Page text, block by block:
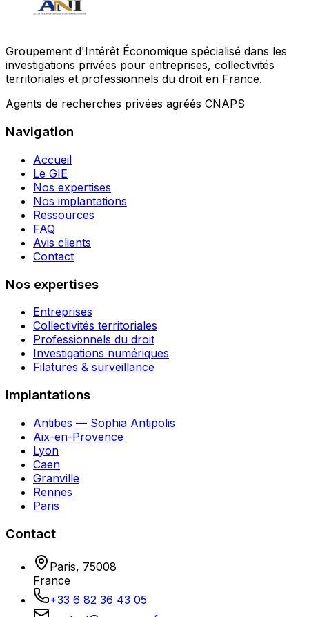
Groupement d'Intérêt Économique spécialisé dans les
investigations privées pour entreprises, collectivités
territoriales et professionnels du droit en France.
Agents de recherches privées agréés CNAPS
Navigation
Accueil
Le GIE
Nos expertises
Nos implantations
Ressources
FAQ
Avis clients
Contact
Nos expertises
Entreprises
Collectivités territoriales
Professionnels du droit
Investigations numériques
Filatures & surveillance
Implantations
Antibes — Sophia Antipolis
Aix-en-Provence
Lyon
Caen
Granville
Rennes
Paris
Contact
Paris, 75008
France
+33 6 82 36 43 05